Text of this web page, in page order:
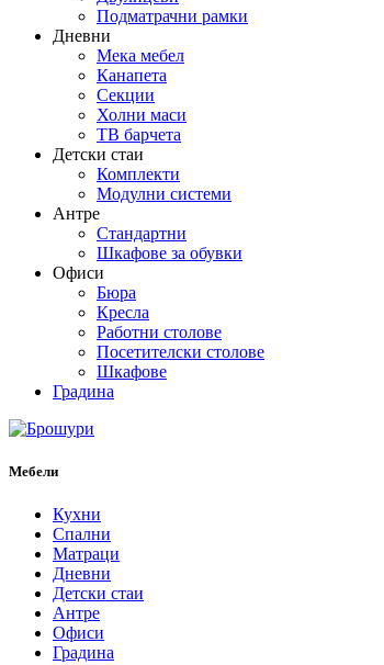
Подматрачни рамки
Дневни
Мека мебел
Канапета
Секции
Холни маси
ТВ барчета
Детски стаи
Комплекти
Модулни системи
Антре
Стандартни
Шкафове за обувки
Офиси
Бюра
Кресла
Работни столове
Посетителски столове
Шкафове
Градина
Мебели
Кухни
Спални
Матраци
Дневни
Детски стаи
Антре
Офиси
Градина